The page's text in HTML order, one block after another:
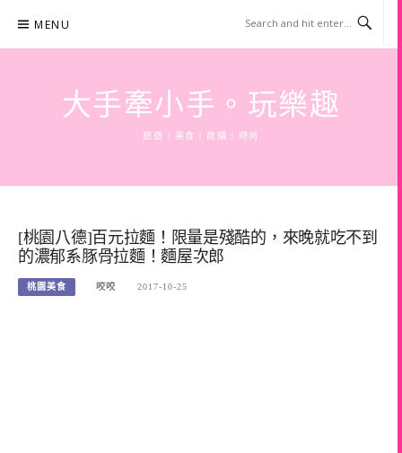
content
MENU
大手牽小手。玩樂趣
旅遊 | 美食 | 商攝 | 時尚
[桃園八德]百元拉麵！限量是殘酷的，來晚就吃不到
的濃郁系豚骨拉麵！麵屋次郎
桃園美食 咬咬 2017-10-25